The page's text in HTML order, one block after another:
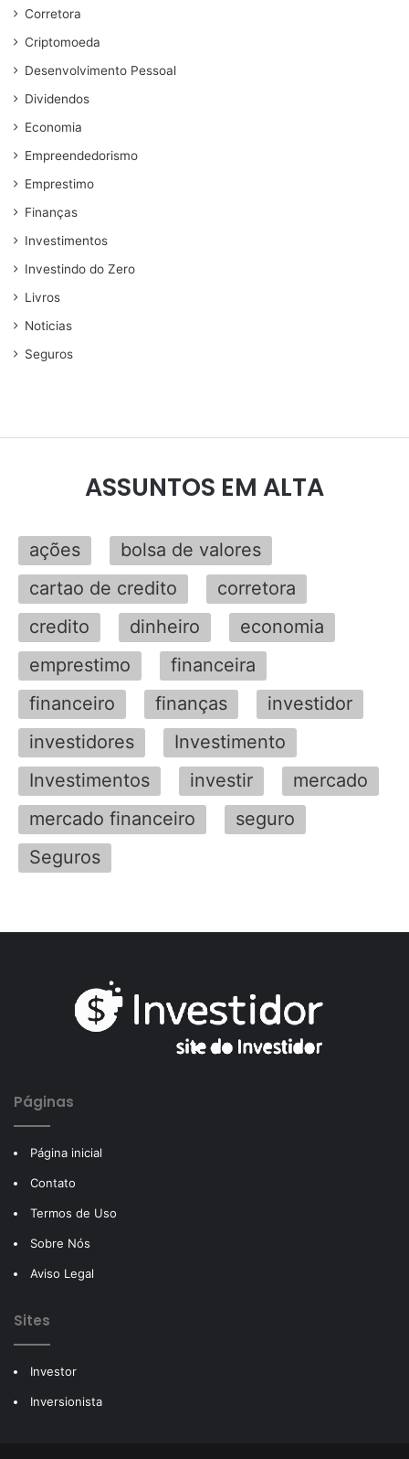
Corretora
Criptomoeda
Desenvolvimento Pessoal
Dividendos
Economia
Empreendedorismo
Emprestimo
Finanças
Investimentos
Investindo do Zero
Livros
Noticias
Seguros
ASSUNTOS EM ALTA
ações
bolsa de valores
cartao de credito
corretora
credito
dinheiro
economia
emprestimo
financeira
financeiro
finanças
investidor
investidores
Investimento
Investimentos
investir
mercado
mercado financeiro
seguro
Seguros
Páginas
Página inicial
Contato
Termos de Uso
Sobre Nós
Aviso Legal
Sites
Investor
Inversionista